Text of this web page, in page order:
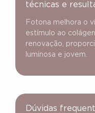
técnicas e
Fotona melhora o
estímulo ao
renovação,
luminosa e jovem.
Dúvidas